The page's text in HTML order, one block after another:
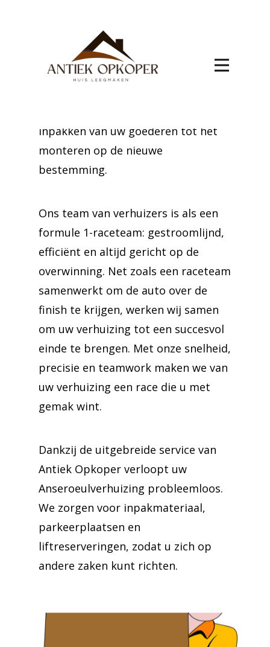
uitdaging die veel nauwkeurigheid
vereist. Onze jarenlange ervaring
garandeert een soepele overgang.
inpakken van uw goederen tot het
monteren op de nieuwe
bestemming.
Ons team van verhuizers is als een
formule 1-raceteam: gestroomlijnd,
efficiënt en altijd gericht op de
overwinning. Net zoals een raceteam
samenwerkt om de auto over de
finish te krijgen, werken wij samen
om uw verhuizing tot een succesvol
einde te brengen. Met onze snelheid,
precisie en teamwork maken we van
uw verhuizing een race die u met
gemak wint.
Dankzij de uitgebreide service van
Antiek Opkoper verloopt uw
Anseroeulverhuizing probleemloos.
We zorgen voor inpakmateriaal,
parkeerplaatsen en
liftreserveringen, zodat u zich op
andere zaken kunt richten.